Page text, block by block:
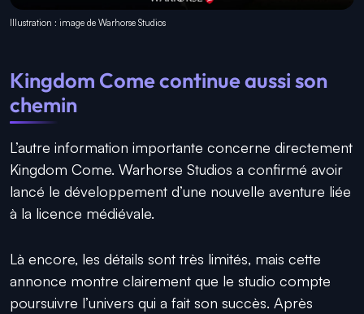
Illustration : image de Warhorse Studios
Kingdom Come continue aussi son
chemin
L’autre information importante concerne directement
Kingdom Come. Warhorse Studios a confirmé avoir
lancé le développement d’une nouvelle aventure liée
à la licence médiévale.
Là encore, les détails sont très limités, mais cette
annonce montre clairement que le studio compte
poursuivre l’univers qui a fait son succès. Après